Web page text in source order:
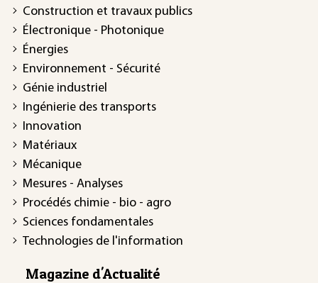
Construction et travaux publics
Électronique - Photonique
Énergies
Environnement - Sécurité
Génie industriel
Ingénierie des transports
Innovation
Matériaux
Mécanique
Mesures - Analyses
Procédés chimie - bio - agro
Sciences fondamentales
Technologies de l'information
Magazine d'Actualité